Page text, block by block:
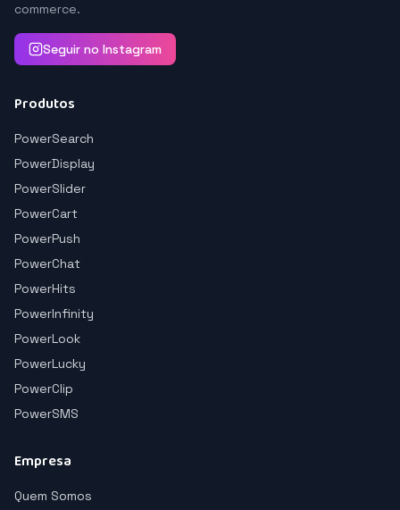
commerce.
Seguir no Instagram
Produtos
PowerSearch
PowerDisplay
PowerSlider
PowerCart
PowerPush
PowerChat
PowerHits
PowerInfinity
PowerLook
PowerLucky
PowerClip
PowerSMS
Empresa
Quem Somos